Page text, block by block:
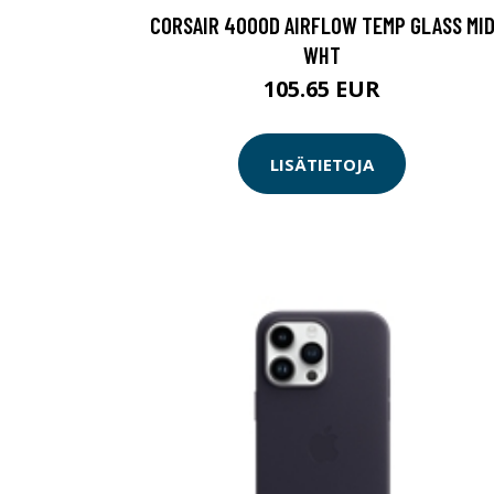
CORSAIR 4000D AIRFLOW TEMP GLASS MID
WHT
105.65 EUR
LISÄTIETOJA